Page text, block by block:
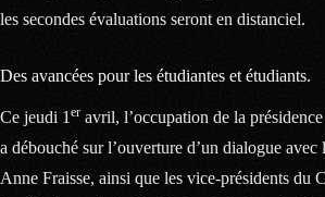
les secondes évaluations seront en distanciel.
Des avancées pour les étudiantes et étudiants.
Ce jeudi 1 er avril, l’occupation de la
a débouché sur l’ouverture d’un dialogue avec
Anne Fraisse, ainsi que les vice-présidents du